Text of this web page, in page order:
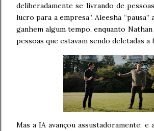
deliberadamente se livrando de
lucro para a empresa”. Aleesha “pausa”
ganhem algum tempo, enquanto Nathan
pessoas que estavam sendo deletadas
Mas a IA avançou assustadoramente: e